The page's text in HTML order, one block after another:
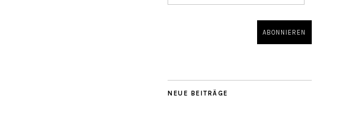
NEUE BEITRÄGE